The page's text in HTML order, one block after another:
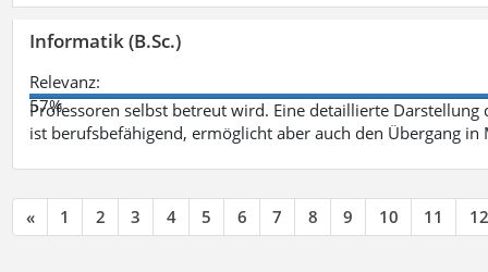
Informatik (B.Sc.)
Relevanz:
57%
Professoren selbst betreut wird. Eine detaillierte
ist berufsbefähigend, ermöglicht aber auch den Übergang in
« 1 2 3 4 5 6 7 8 9 10 11 12